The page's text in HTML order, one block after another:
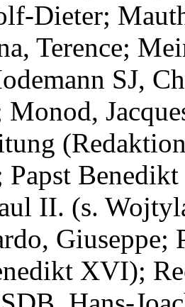
Dieter;
Terence;
SJ,
Papst
II. (s.
XVI);